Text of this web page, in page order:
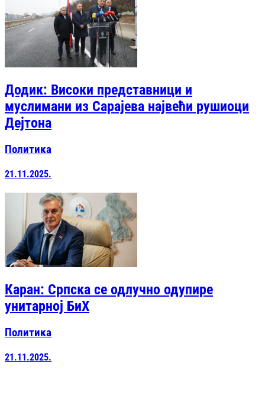
Додик: Високи представници и
муслимани из Сарајева највећи рушиоци
Дејтона
Политика
21.11.2025.
Каран: Српска се одлучно одупире
унитарној БиХ
Политика
21.11.2025.